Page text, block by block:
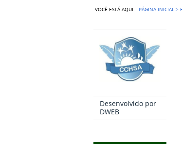
VOCÊ ESTÁ AQUI: PÁGINA INICIAL >
Desenvolvido por
DWEB